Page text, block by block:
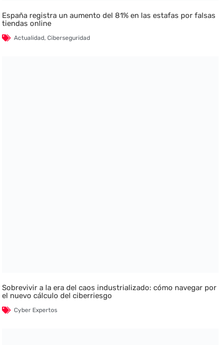
España registra un aumento del 81% en las estafas por falsas
tiendas online
Actualidad,Ciberseguridad
Sobrevivir a la era del caos industrializado: cómo navegar por
el nuevo cálculo del ciberriesgo
Cyber Expertos